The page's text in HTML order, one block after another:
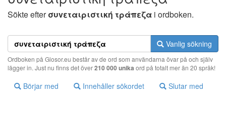
Sökte efterσυvεταιριστική τράπεζα i ordboken.
Vanlig sökning
Ordboken på Glosor.eu består av de ord som användarna övar på och själv
lägger in. Just nu finns det över210 000 unika ord på totalt mer än 20 språk!
Börjar med Innehåller sökordet Slutar med